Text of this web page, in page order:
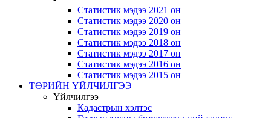
Статистик мэдээ 2021 он
Статистик мэдээ 2020 он
Статистик мэдээ 2019 он
Статистик мэдээ 2018 он
Статистик мэдээ 2017 он
Статистик мэдээ 2016 он
Статистик мэдээ 2015 он
ТӨРИЙН ҮЙЛЧИЛГЭЭ
Үйлчилгээ
Кадастрын хэлтэс